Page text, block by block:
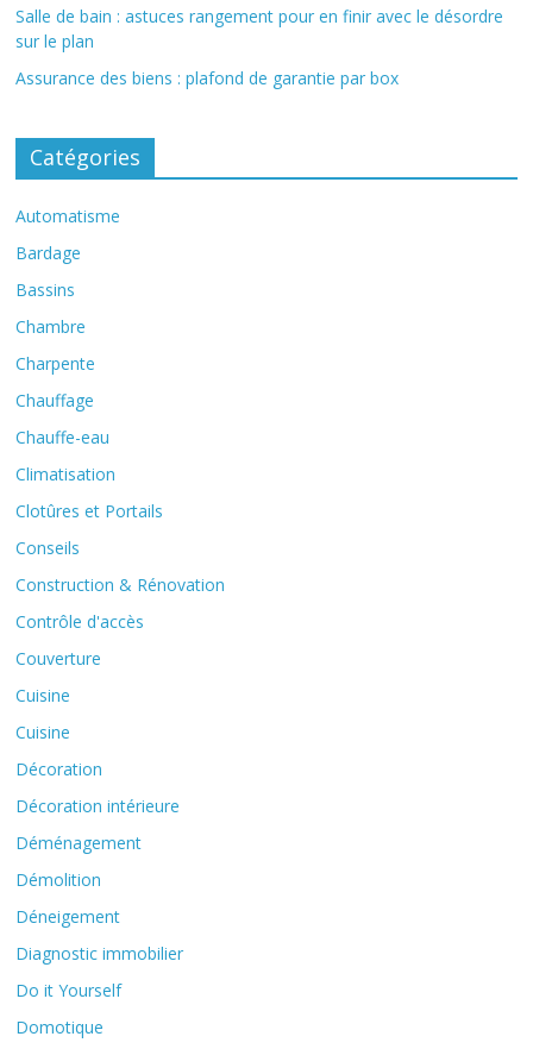
Salle de bain : astuces rangement pour en finir avec le désordre
sur le plan
Assurance des biens : plafond de garantie par box
Catégories
Automatisme
Bardage
Bassins
Chambre
Charpente
Chauffage
Chauffe-eau
Climatisation
Clotûres et Portails
Conseils
Construction & Rénovation
Contrôle d'accès
Couverture
Cuisine
Cuisine
Décoration
Décoration intérieure
Déménagement
Démolition
Déneigement
Diagnostic immobilier
Do it Yourself
Domotique